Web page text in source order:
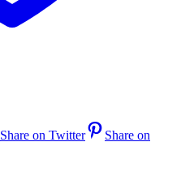
Share on Twitter
Share on